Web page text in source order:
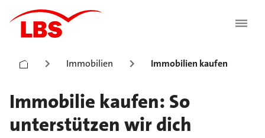
Immobilien Immobilien kaufen
Immobilie kaufen: So
unterstützen wir dich